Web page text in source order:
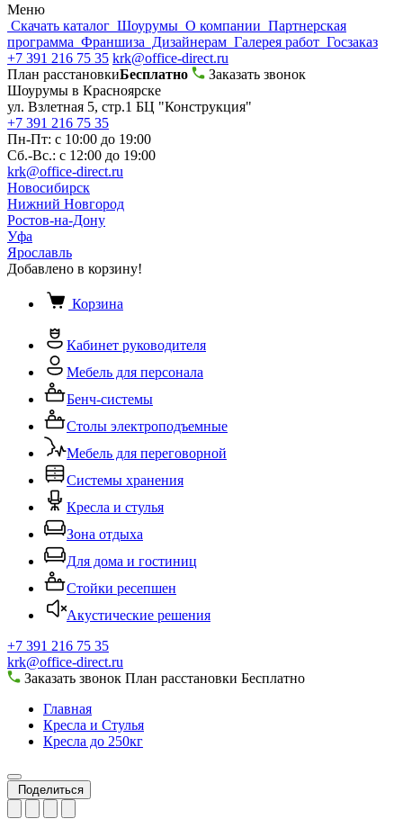
Меню
Скачать каталог Шоурумы О компании Партнерская
программа Франшиза Дизайнерам Галерея работ Госзаказ
+7 391 216 75 35 krk@office-direct.ru
План расстановкиБесплатно
Заказать звонок
Шоурумы в Красноярске
ул. Взлетная 5, стр.1 БЦ "Конструкция"
+7 391 216 75 35
Пн-Пт: с 10:00 до 19:00
Сб.-Вс.: с 12:00 до 19:00
krk@office-direct.ru
Новосибирск
Нижний Новгород
Ростов-на-Дону
Уфа
Ярославль
Добавлено в корзину!
Корзина
Кабинет руководителя
Мебель для персонала
Бенч-системы
Столы электроподъемные
Мебель для переговорной
Системы хранения
Кресла и стулья
Зона отдыха
Для дома и гостиниц
Стойки ресепшен
Акустические решения
+7 391 216 75 35
krk@office-direct.ru
Заказать звонок План расстановки Бесплатно
Главная
Кресла и Стулья
Кресла до 250кг
Поделиться